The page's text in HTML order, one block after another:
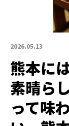
2026.05.13
熊本に
素晴ら
って味